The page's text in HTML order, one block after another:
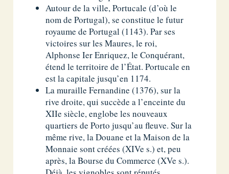
Autour de la ville, Portucale (d’où le
nom de Portugal), se constitue le futur
royaume de Portugal (1143). Par ses
victoires sur les Maures, le roi,
Alphonse Ier Enriquez, le Conquérant,
étend le territoire de l’État. Portucale en
est la capitale jusqu’en 1174.
La muraille Fernandine (1376), sur la
rive droite, qui succède a l’enceinte du
XIIe siècle, englobe les nouveaux
quartiers de Porto jusqu’au fleuve. Sur la
même rive, la Douane et la Maison de la
Monnaie sont créées (XIVe s.) et, peu
après, la Bourse du Commerce (XVe s.).